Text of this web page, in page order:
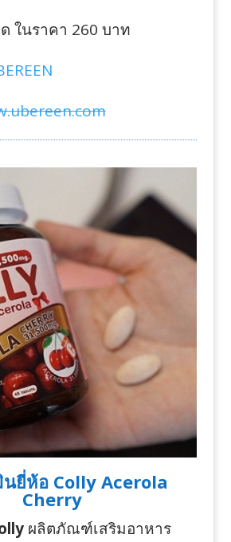
ในราคา 260 บาท
นยี่ห้อ Colly Acerola
Cherry
ผลิตภัณฑ์เสริมอาหาร